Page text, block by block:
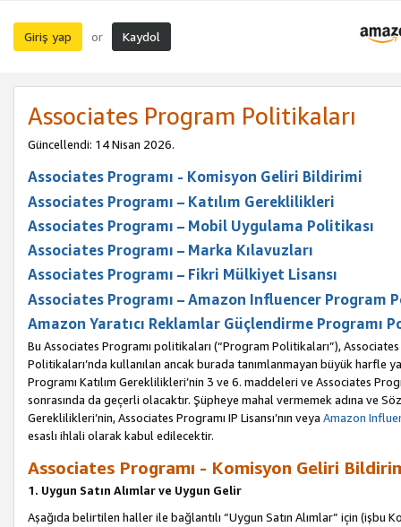
Giriş yap or Kaydol
Associates Program Politikaları
Güncellendi: 14 Nisan 2026.
Associates Programı - Komisyon Geliri Bildirimi
Associates Programı – Katılım Gereklilikleri
Associates Programı – Mobil Uygulama Politikası
Associates Programı – Marka Kılavuzları
Associates Programı – Fikri Mülkiyet Lisansı
Associates Programı – Amazon Influencer Program
Amazon Yaratıcı Reklamlar Güçlendirme Programı
Bu Associates Programı politikaları (“Program Politikaları”),
Politikaları’nda kullanılan ancak burada tanımlanmayan büyük harfle
Programı Katılım Gereklilikleri’nin 3 ve 6. maddeleri ve Associates
sonrasında da geçerli olacaktır. Şüpheye mahal vermemek adına ve
Gereklilikleri’nin, Associates Programı IP Lisansı’nın veya Amazon
esaslı ihlali olarak kabul edilecektir.
Associates Programı - Komisyon Geliri
1. Uygun Satın Alımlar ve Uygun Gelir
Aşağıda belirtilen haller ile bağlantılı “Uygun Satın Alımlar” için